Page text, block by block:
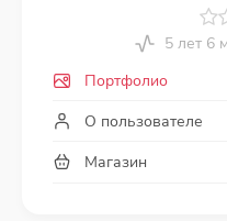
5 лет 6
Портфолио
О пользователе
Магазин